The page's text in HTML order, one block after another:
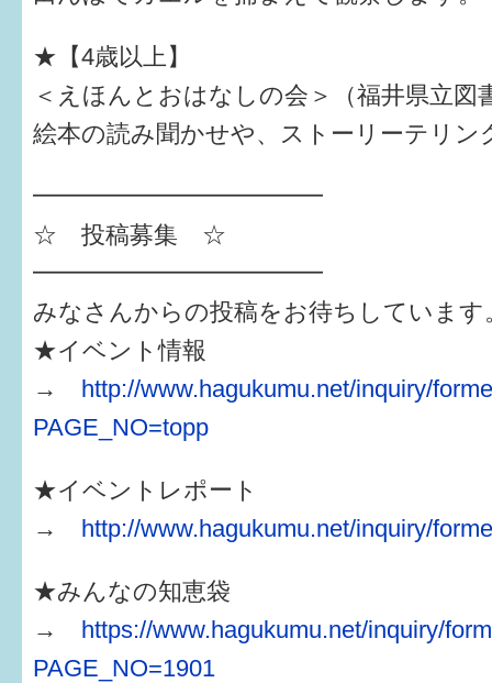
★【4歳以上】
＜えほんとおはなしの会＞（福井県立図
絵本の読み聞かせや、ストーリーテリン
━━━━━━━━━━━━
☆ 投稿募集 ☆
━━━━━━━━━━━━
みなさんからの投稿をお待ちしています
★イベント情報
→ http://www.hagukumu.net/inquiry/
PAGE_NO=topp
★イベントレポート
→ http://www.hagukumu.net/inquiry/
★みんなの知恵袋
→ https://www.hagukumu.net/inquiry/
PAGE_NO=1901
ソーシャルメディア